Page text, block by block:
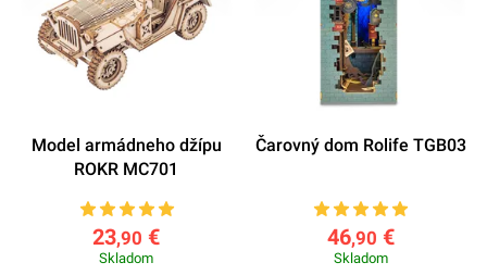
Model armádneho džípu
ROKR MC701
23,90 €
Skladom
Čarovný dom Rolife TGB03
46,90 €
Skladom